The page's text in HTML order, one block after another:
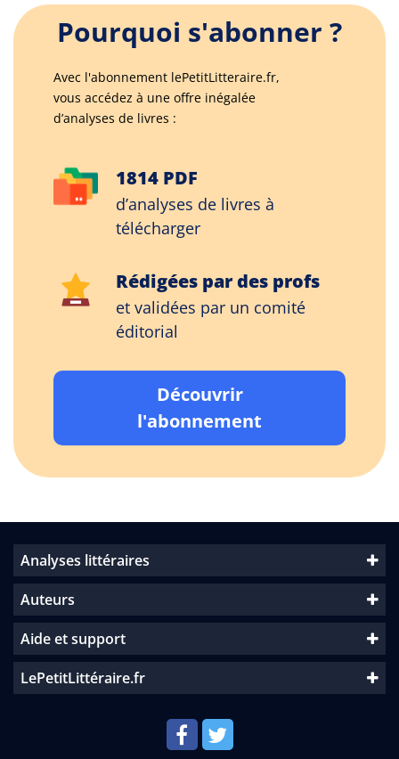
Pourquoi s'abonner ?
Avec l'abonnement lePetitLitteraire.fr,
vous accédez à une offre inégalée
d’analyses de livres :
1814 PDF
d’analyses de livres à
télécharger
Rédigées par des profs
et validées par un comité
éditorial
Découvrir
l'abonnement
Analyses littéraires
Auteurs
Aide et support
LePetitLittéraire.fr